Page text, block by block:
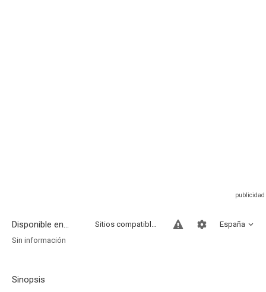
Disponible en... España
Sitios compatibles
Sin información
Sinopsis